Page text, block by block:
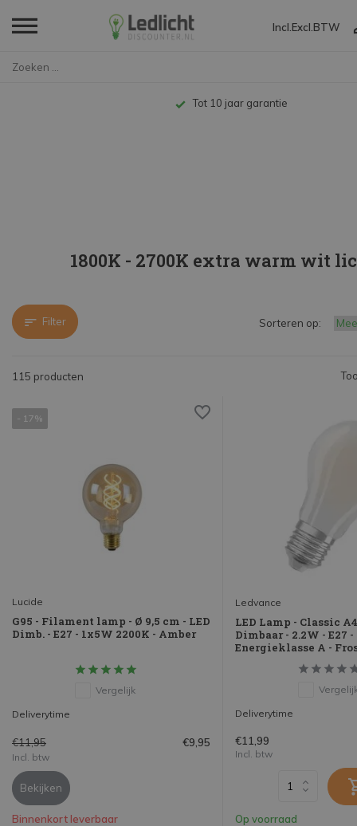
Incl. Excl. BTW
Tot 10 jaar garantie
1800K - 2700K extra warm wit
Filter
115 producten
Sorteren op:
- 17%
Lucide
G95 - Filament lamp - Ø 9,5 cm - LED
Dimb. - E27 - 1x5W 2200K - Amber
Vergelijk
Deliverytime
€11,95 €9,95
Incl. btw
Bekijken
Binnenkort leverbaar
Ledvance
LED Lamp - Classic
Dimbaar - 2.2W - E27 -
Energieklasse A -
Deliverytime
€11,99
Incl. btw
Op voorraad